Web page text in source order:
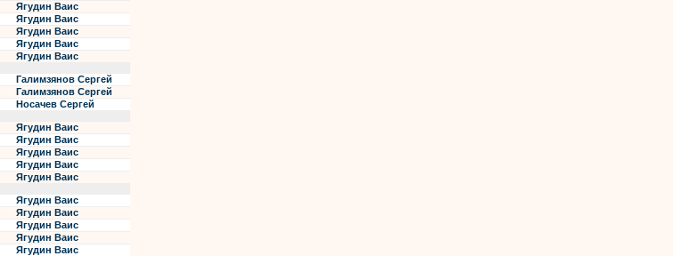
Ягудин Ваис
Ягудин Ваис
Ягудин Ваис
Ягудин Ваис
Ягудин Ваис
Галимзянов Сергей
Галимзянов Сергей
Носачев Сергей
Ягудин Ваис
Ягудин Ваис
Ягудин Ваис
Ягудин Ваис
Ягудин Ваис
Ягудин Ваис
Ягудин Ваис
Ягудин Ваис
Ягудин Ваис
Ягудин Ваис